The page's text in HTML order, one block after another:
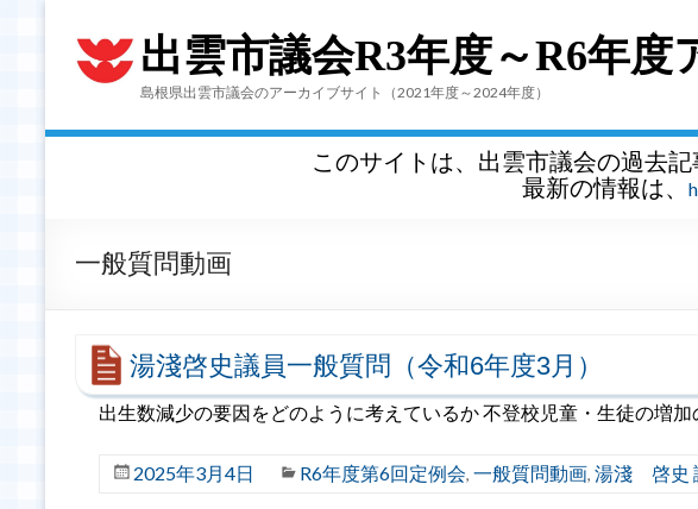
出雲市議会R3年度～R6年度
島根県出雲市議会のアーカイブサイト（2021年度～2024年度）
このサイトは、出雲市議会の過去
最新の情報は、
一般質問動画
湯淺啓史議員一般質問（令和6年度3月）
出生数減少の要因をどのように考えているか 不登校児童・生徒の増
2025年3月4日 R6年度第6回定例会, 一般質問動画, 湯淺 啓史